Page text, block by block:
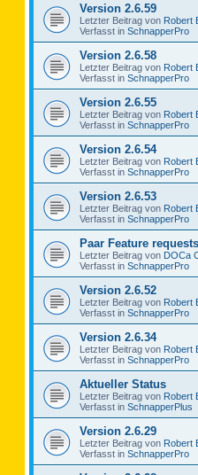
Version 2.6.59
Letzter Beitrag von Robert
Verfasst in SchnapperPro
Version 2.6.58
Letzter Beitrag von Robert
Verfasst in SchnapperPro
Version 2.6.55
Letzter Beitrag von Robert
Verfasst in SchnapperPro
Version 2.6.54
Letzter Beitrag von Robert
Verfasst in SchnapperPro
Version 2.6.53
Letzter Beitrag von Robert
Verfasst in SchnapperPro
Paar Feature requests
Letzter Beitrag von DOCa
Verfasst in SchnapperPro
Version 2.6.52
Letzter Beitrag von Robert
Verfasst in SchnapperPro
Version 2.6.34
Letzter Beitrag von Robert
Verfasst in SchnapperPro
Aktueller Status
Letzter Beitrag von Robert
Verfasst in SchnapperPlus
Version 2.6.29
Letzter Beitrag von Robert
Verfasst in SchnapperPro